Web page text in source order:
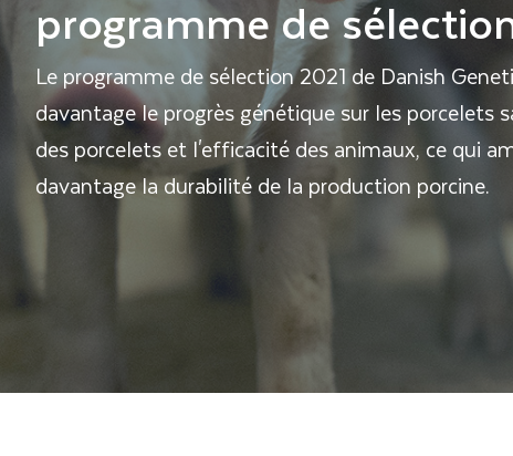
programme de
Le programme de sélection 2021 de Danish
davantage le progrès génétique sur les porcelets
des porcelets et l'efficacité des animaux, ce qui
davantage la durabilité de la production porcine.